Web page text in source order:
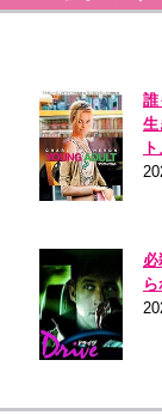
誰
生